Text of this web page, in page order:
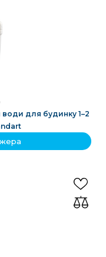
для будинку 1–2